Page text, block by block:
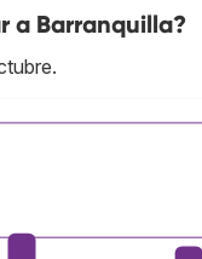
a Barranquilla?